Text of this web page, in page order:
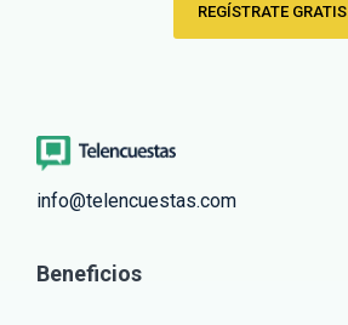
REGÍSTRATE GRATIS
info@telencuestas.com
Beneficios